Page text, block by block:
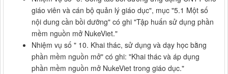
giáo viên và cán bộ quản lý giáo dục", mục "5.1 Một số
nội dung cần bồi dưỡng" có ghi "Tập huấn sử dụng phần
mềm nguồn mở NukeViet."
Nhiệm vụ số " 10. Khai thác, sử dụng và dạy học bằng
phần mềm nguồn mở" có ghi: "Khai thác và áp dụng
phần mềm nguồn mở NukeViet trong giáo dục."